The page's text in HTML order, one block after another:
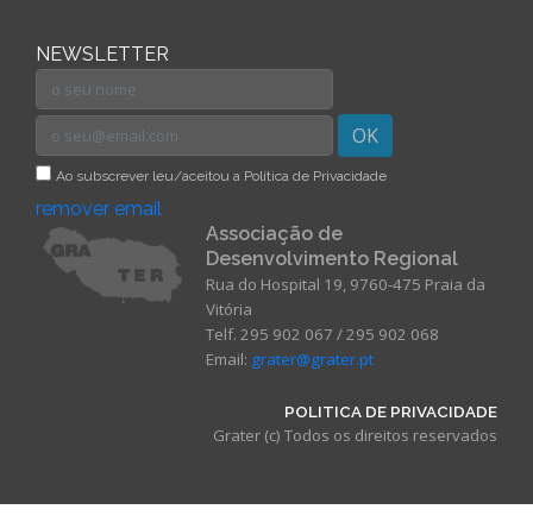
NEWSLETTER
OK
Ao subscrever leu/aceitou a Política de Privacidade
remover email
Associação de
Desenvolvimento Regional
Rua do Hospital 19, 9760-475 Praia da
Vitória
Telf. 295 902 067 / 295 902 068
Email: grater@grater.pt
POLITICA DE PRIVACIDADE
Grater (c) Todos os direitos reservados